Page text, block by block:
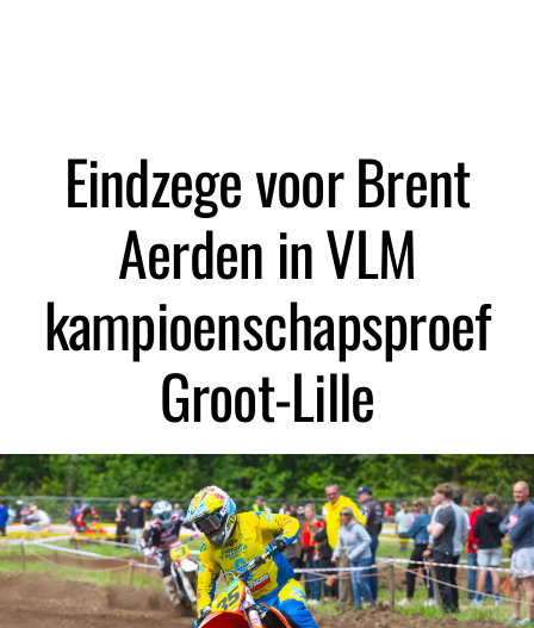
Eindzege voor Brent
Aerden in VLM
kampioenschapsproef
Groot-Lille